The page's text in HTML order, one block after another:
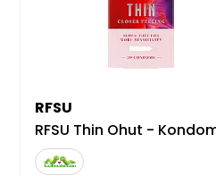
RFSU
RFSU Thin Ohut - Kondomi, 30